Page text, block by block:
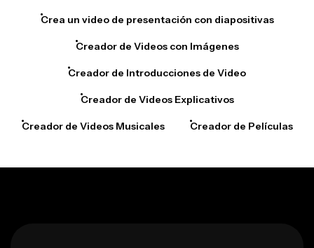
Crea un video de presentación con diapositivas
Creador de Videos con Imágenes
Creador de Introducciones de Video
Creador de Videos Explicativos
Creador de Videos Musicales Creador de Películas